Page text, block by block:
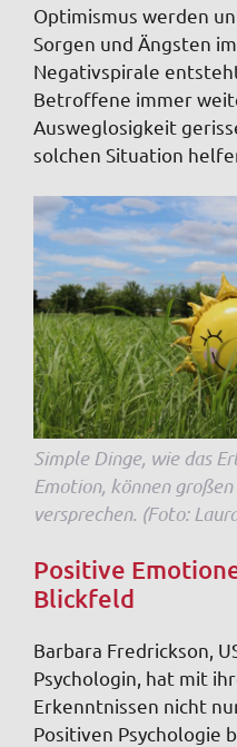
Optimismus werden
Sorgen und Ängsten
Negativspirale
Betroffene immer
Ausweglosigkeit
solchen Situation
Simple Dinge, wie das
Emotion, können
versprechen. (Foto:
Positive
Blickfeld
Barbara Fredrickson,
Psychologin, hat mit
Erkenntnissen nicht
Positiven Psychologie